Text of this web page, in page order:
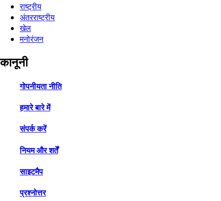
राष्ट्रीय
अंतरराष्ट्रीय
खेल
मनोरंजन
कानूनी
गोपनीयता नीति
हमारे बारे में
संपर्क करें
नियम और शर्तें
साइटमैप
प्रश्नोत्तर